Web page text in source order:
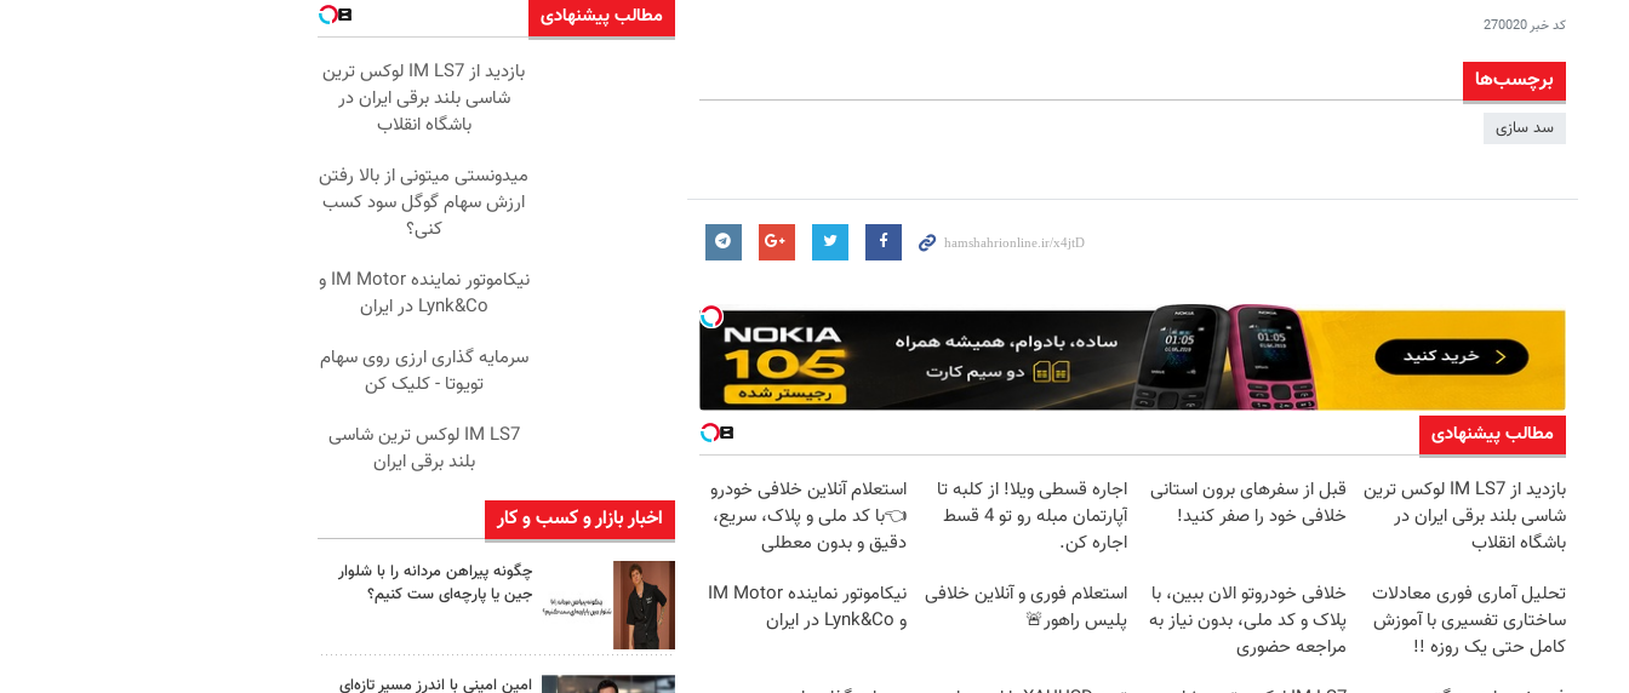
کد خبر270020
برچسب‌ها
سد سازی
مطالب پیشنهادی
بازدید از IM LS7 لوکس ترین
شاسی بلند برقی ایران در
باشگاه انقلاب
قبل از سفرهای برون استانی
خلافی خود را صفر کنید!
اجاره‌ قسطی ویلا! از کلبه تا
آپارتمان مبله رو تو 4 قسط
اجاره کن.
استعلام آنلاین خلافی خودرو
👈با کد ملی و پلاک، سریع،
دقیق و بدون معطلی
تحلیل آماری فوری معادلات
ساختاری تفسیری با آموزش
کامل حتی یک روزه !!
خلافی خودروتو الان ببین، با
پلاک و کد ملی، بدون نیاز به
مراجعه حضوری
استعلام فوری و آنلاین خلافی
پلیس راهور🚨
نیکاموتور نماینده IM Motor
و Lynk&Co در ایران
مطالب پیشنهادی
بازدید از IM LS7 لوکس ترین
شاسی بلند برقی ایران در
باشگاه انقلاب
میدونستی میتونی از بالا رفتن
ارزش سهام گوگل سود کسب
کنی؟
نیکاموتور نماینده IM Motor و
Lynk&Co در ایران
سرمایه گذاری ارزی روی سهام
تویوتا - کلیک کن
IM LS7 لوکس ترین شاسی
بلند برقی ایران
اخبار بازار و کسب و کار
چگونه پیراهن مردانه را با شلوار
جین یا پارچه‌ای ست کنیم؟
امین امینی با اندرز مسیر تازه‌ای